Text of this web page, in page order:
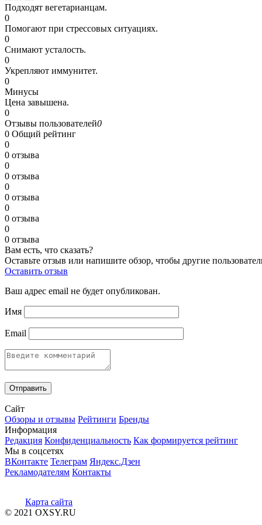
Подходят вегетарианцам.
0
Помогают при стрессовых ситуациях.
0
Снимают усталость.
0
Укрепляют иммунитет.
0
Минусы
Цена завышена.
0
Отзывы пользователей0
0 Общий рейтинг
0
0 отзыва
0
0 отзыва
0
0 отзыва
0
0 отзыва
0
0 отзыва
Вам есть, что сказать?
Оставьте отзыв или напишите обзор, чтобы другие
Оставить отзыв
Ваш адрес email не будет опубликован.
Имя
Email
Сайт
Обзоры и отзывы Рейтинги Бренды
Информация
Редакция Конфиденциальность Как формируется рейтинг
Мы в соцсетях
ВКонтакте Телеграм Яндекс.Дзен
Рекламодателям Контакты
Карта сайта
© 2021 OXSY.RU